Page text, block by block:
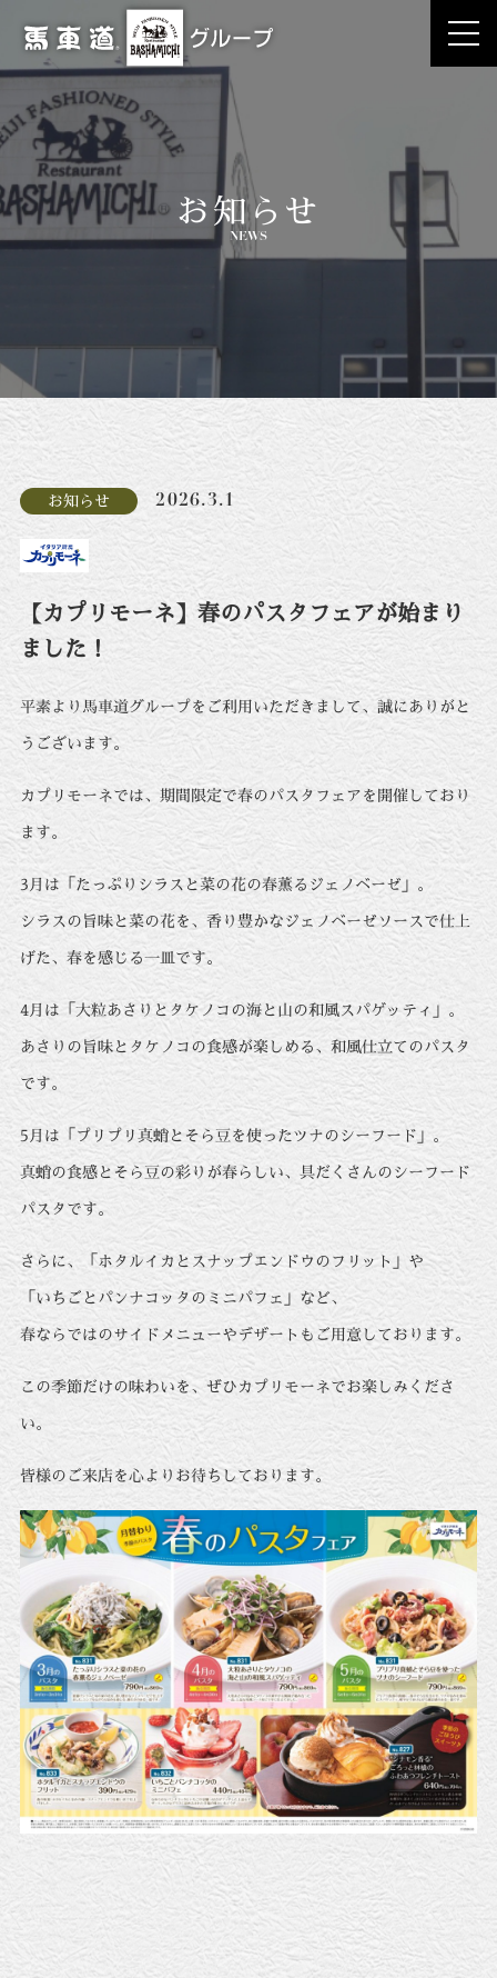
お知らせ
NEWS
お知らせ 2026.3.1
【カプリモーネ】春のパスタフェアが始まり
ました！
平素より馬車道グループをご利用いただきまして、誠にありがと
うございます。
カプリモーネでは、期間限定で春のパスタフェアを開催しており
ます。
3月は「たっぷりシラスと菜の花の春薫るジェノベーゼ」。
シラスの旨味と菜の花を、香り豊かなジェノベーゼソースで仕上
げた、春を感じる一皿です。
4月は「大粒あさりとタケノコの海と山の和風スパゲッティ」。
あさりの旨味とタケノコの食感が楽しめる、和風仕立てのパスタ
です。
5月は「プリプリ真蛸とそら豆を使ったツナのシーフード」。
真蛸の食感とそら豆の彩りが春らしい、具だくさんのシーフード
パスタです。
さらに、「ホタルイカとスナップエンドウのフリット」や
「いちごとパンナコッタのミニパフェ」など、
春ならではのサイドメニューやデザートもご用意しております。
この季節だけの味わいを、ぜひカプリモーネでお楽しみくださ
い。
皆様のご来店を心よりお待ちしております。